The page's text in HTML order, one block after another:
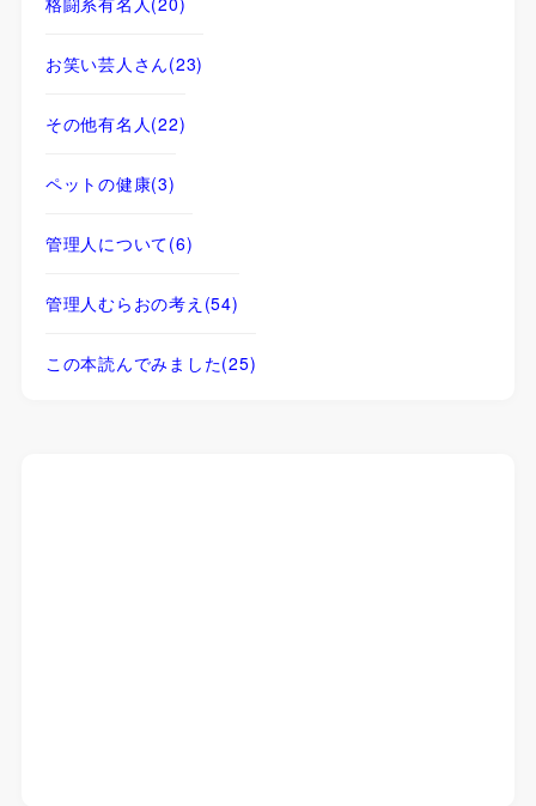
お笑い芸人さん(23)
その他有名人 (22)
ペットの健康(3)
管理人について(6)
管理人むらおの考え (54)
この本読んでみました(25)